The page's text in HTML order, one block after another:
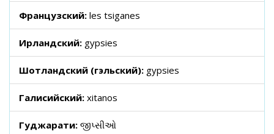
Французский: les tsiganes
Ирландский: gypsies
Шотландский (гэльский): gypsies
Галисийский: xitanos
Гуджарати: જીપ્સીઓ